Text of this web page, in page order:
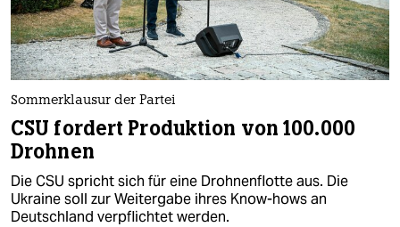
Sommerklausur der Partei
CSU fordert Produktion von 100.000
Drohnen
Die CSU spricht sich für eine Drohnenflotte aus. Die
Ukraine soll zur Weitergabe ihres Know-hows an
Deutschland verpflichtet werden.